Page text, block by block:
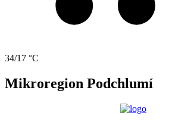
34/17 °C
Mikroregion Podchlumí